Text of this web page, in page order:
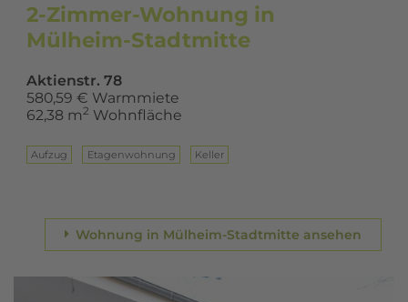
2-Zimmer-Wohnung in
Mülheim-Stadtmitte
Aktienstr. 78
580,59 € Warmmiete
62,38 m2 Wohnfläche
Aufzug Eta­gen­woh­nung Keller
Wohnung in Mülheim-Stadtmitte ansehen